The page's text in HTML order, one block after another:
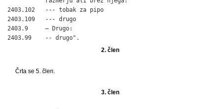
2403.102   --- tobak za pipo
2403.109   --- drugo
2403.9     – Drugo:
2403.99    -- drugo".
2. člen
Črta se 5. člen.
3. člen